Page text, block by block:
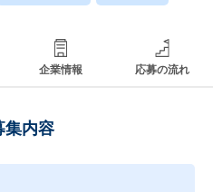
企業情報 応募の流れ
集内容